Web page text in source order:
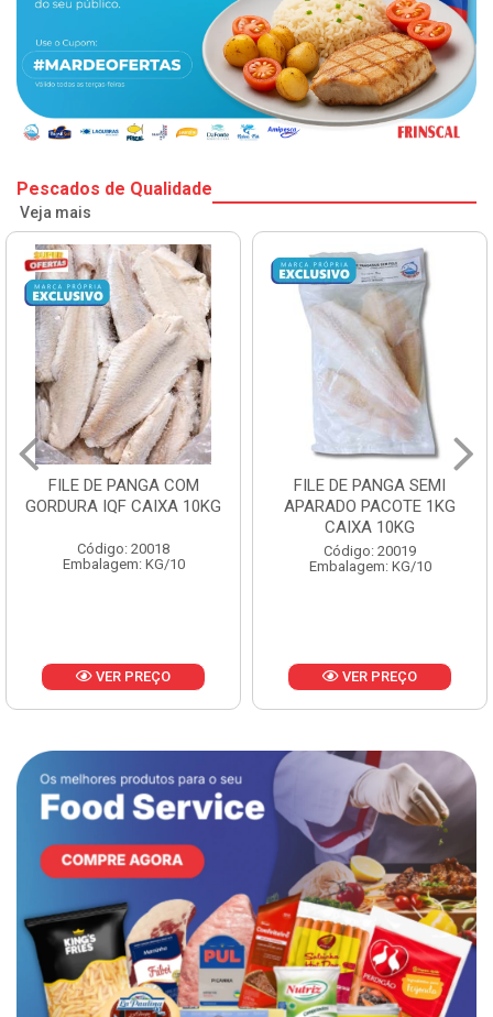
Pescados de Qualidade
Veja mais
FILE DE PANGA SEMI
APARADO PACOTE 1KG
Código: 20019
Embalagem: KG/10
VER PREÇO
POLACA DESFIADA
PESCAMARES PCT5KG
CX10KG
Código: 20161
Embalagem: KG/10
VER PREÇO